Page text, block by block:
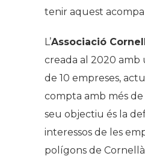
tenir aquest
L’Associació
creada al 2020
de 10 empreses,
compta amb més de
seu objectiu és la
interessos de les
polígons de